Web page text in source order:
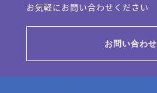
お気軽にお問い合わせください
お問い合わせ